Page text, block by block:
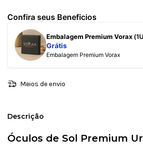
Confira seus Beneficios
Embalagem Premium Vorax
Grátis
Embalagem Premium Vorax
Meios de envio
Descrição
Óculos de Sol Premium